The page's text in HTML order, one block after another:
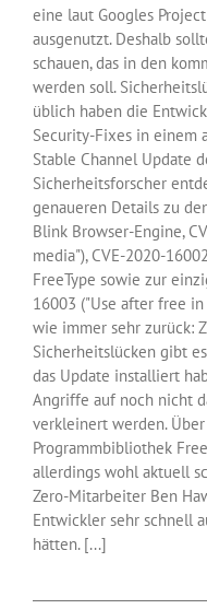
eine laut Googles
ausgenutzt. Deshalb
schauen, das in den
werden soll.
üblich haben die
Security-Fixes in einem
Stable Channel Update
Sicherheitsforscher
genaueren Details zu
Blink Browser-Engine,
media"), CVE-2020-
FreeType sowie zur
16003 ("Use after free
wie immer sehr zurück:
Sicherheitslücken gibt
das Update installiert
Angriffe auf noch nicht
verkleinert werden.
Programmbibliothek
allerdings wohl aktuell
Zero-Mitarbeiter Ben
Entwickler sehr schnell
hätten. [...]